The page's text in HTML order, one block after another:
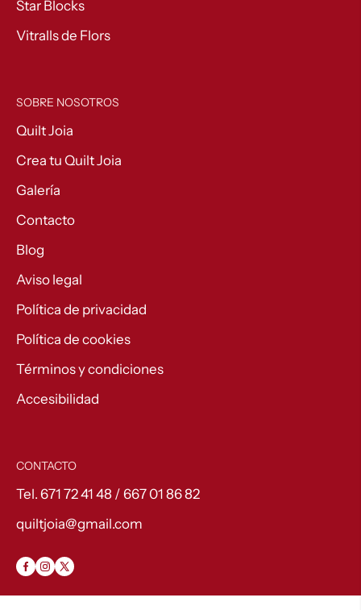
Star Blocks
Vitralls de Flors
SOBRE NOSOTROS
Quilt Joia
Crea tu Quilt Joia
Galería
Contacto
Blog
Aviso legal
Política de privacidad
Política de cookies
Términos y condiciones
Accesibilidad
CONTACTO
Tel. 671 72 41 48 / 667 01 86 82
quiltjoia@gmail.com